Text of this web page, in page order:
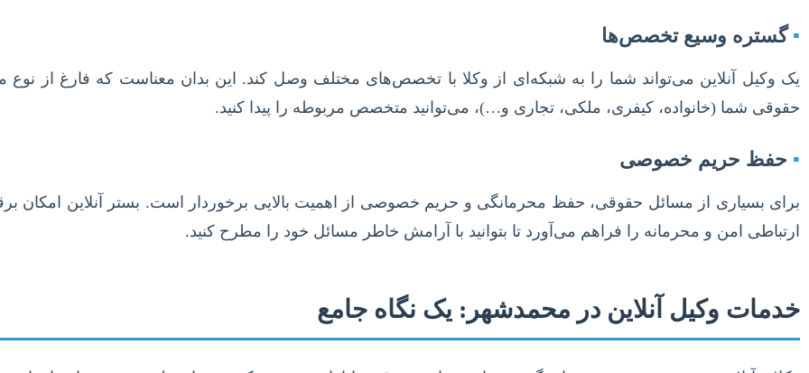
▪ گستره وسیع تخصص‌ها
یک وکیل آنلاین می‌تواند شما را به شبکه‌ای از وکلا با تخصص‌های مختلف وصل کند. این بدان معناست که فارغ از
حقوقی شما (خانواده، کیفری، ملکی، تجاری و…)، می‌توانید متخصص مربوطه را پیدا کنید.
▪ حفظ حریم خصوصی
برای بسیاری از مسائل حقوقی، حفظ محرمانگی و حریم خصوصی از اهمیت بالایی برخوردار است. بستر آنلاین امکان
ارتباطی امن و محرمانه را فراهم می‌آورد تا بتوانید با آرامش خاطر مسائل خود را مطرح کنید.
خدمات وکیل آنلاین در محمدشهر: یک نگاه جامع